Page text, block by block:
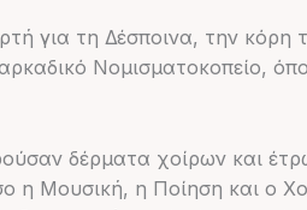
για τη Δέσποινα, την
Νομισματοκοπείο,
δέρματα χοίρων και
η Μουσική, η Ποίηση και ο